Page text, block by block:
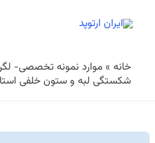
خانه » موارد نمونه تخصصی-
شکستگی لبه و ستون خلفی